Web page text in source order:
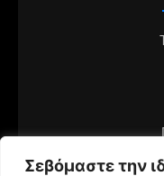
Σεβόμαστε την